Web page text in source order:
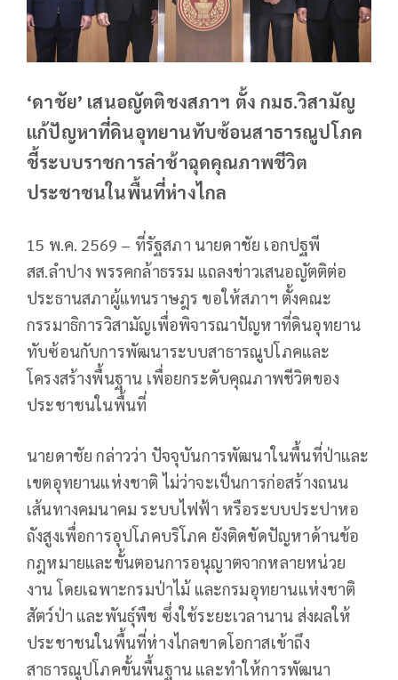
‘ดาชัย’ เสนอญัตติชงสภาฯ ตั้ง กมธ.วิสามัญ
แก้ปัญหาที่ดินอุทยานทับซ้อนสาธารณูปโภค
ชี้ระบบราชการล่าช้าฉุดคุณภาพชีวิต
ประชาชนในพื้นที่ห่างไกล
15 พ.ค. 2569 – ที่รัฐสภา นายดาชัย เอกปฐพี
สส.ลำปาง พรรคกล้าธรรม แถลงข่าวเสนอญัตติต่อ
ประธานสภาผู้แทนราษฎร ขอให้สภาฯ ตั้งคณะ
กรรมาธิการวิสามัญเพื่อพิจารณาปัญหาที่ดินอุทยาน
ทับซ้อนกับการพัฒนาระบบสาธารณูปโภคและ
โครงสร้างพื้นฐาน เพื่อยกระดับคุณภาพชีวิตของ
ประชาชนในพื้นที่
นายดาชัย กล่าวว่า ปัจจุบันการพัฒนาในพื้นที่ป่าและ
เขตอุทยานแห่งชาติ ไม่ว่าจะเป็นการก่อสร้างถนน
เส้นทางคมนาคม ระบบไฟฟ้า หรือระบบประปาหอ
ถังสูงเพื่อการอุปโภคบริโภค ยังติดขัดปัญหาด้านข้อ
กฎหมายและขั้นตอนการอนุญาตจากหลายหน่วย
งาน โดยเฉพาะกรมป่าไม้ และกรมอุทยานแห่งชาติ
สัตว์ป่า และพันธุ์พืช ซึ่งใช้ระยะเวลานาน ส่งผลให้
ประชาชนในพื้นที่ห่างไกลขาดโอกาสเข้าถึง
สาธารณูปโภคขั้นพื้นฐาน และทำให้การพัฒนา